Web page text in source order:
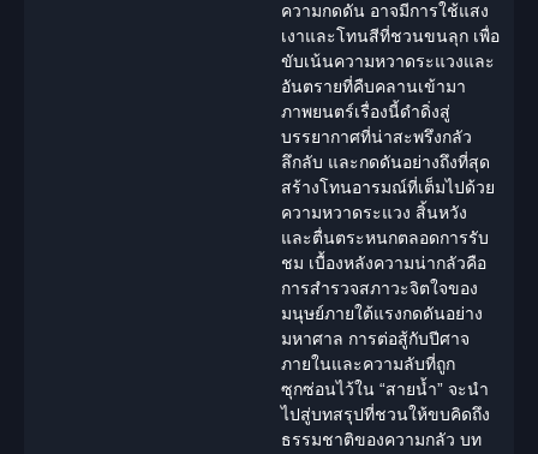
ความกดดัน อาจมีการใช้แสง
เงาและโทนสีที่ชวนขนลุก เพื่อ
ขับเน้นความหวาดระแวงและ
อันตรายที่คืบคลานเข้ามา
ภาพยนตร์เรื่องนี้ดำดิ่งสู่
บรรยากาศที่น่าสะพรึงกลัว
ลึกลับ และกดดันอย่างถึงที่สุด
สร้างโทนอารมณ์ที่เต็มไปด้วย
ความหวาดระแวง สิ้นหวัง
และตื่นตระหนกตลอดการรับ
ชม เบื้องหลังความน่ากลัวคือ
การสำรวจสภาวะจิตใจของ
มนุษย์ภายใต้แรงกดดันอย่าง
มหาศาล การต่อสู้กับปีศาจ
ภายในและความลับที่ถูก
ซุกซ่อนไว้ใน “สายน้ำ” จะนำ
ไปสู่บทสรุปที่ชวนให้ขบคิดถึง
ธรรมชาติของความกลัว บท